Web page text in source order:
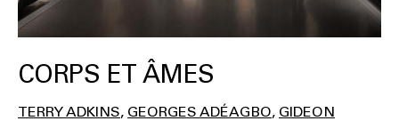
CORPS ET ÂMES
TERRY ADKINS GEORGES ADÉAGBO GIDEON